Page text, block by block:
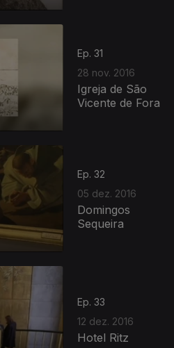
Ep. 31
28 nov. 2016
Igreja de São
Vicente de Fora
Ep. 32
05 dez. 2016
Domingos
Sequeira
Ep. 33
12 dez. 2016
Hotel Ritz